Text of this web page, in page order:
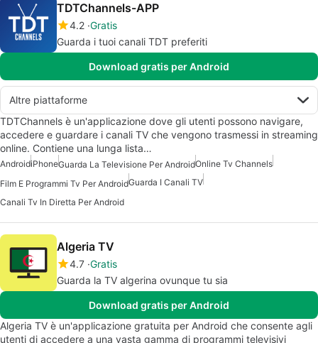
TDTChannels-APP
4.2 Gratis
Guarda i tuoi canali TDT preferiti
Download gratis per Android
Altre piattaforme
TDTChannels è un'applicazione dove gli utenti possono navigare,
accedere e guardare i canali TV che vengono trasmessi in streaming
online. Contiene una lunga lista…
AndroidiPhoneGuarda La Televisione Per AndroidOnline Tv Channels
Film E Programmi Tv Per AndroidGuarda I Canali TV
Canali Tv In Diretta Per Android
Algeria TV
4.7 Gratis
Guarda la TV algerina ovunque tu sia
Download gratis per Android
Algeria TV è un'applicazione gratuita per Android che consente agli
utenti di accedere a una vasta gamma di programmi televisivi